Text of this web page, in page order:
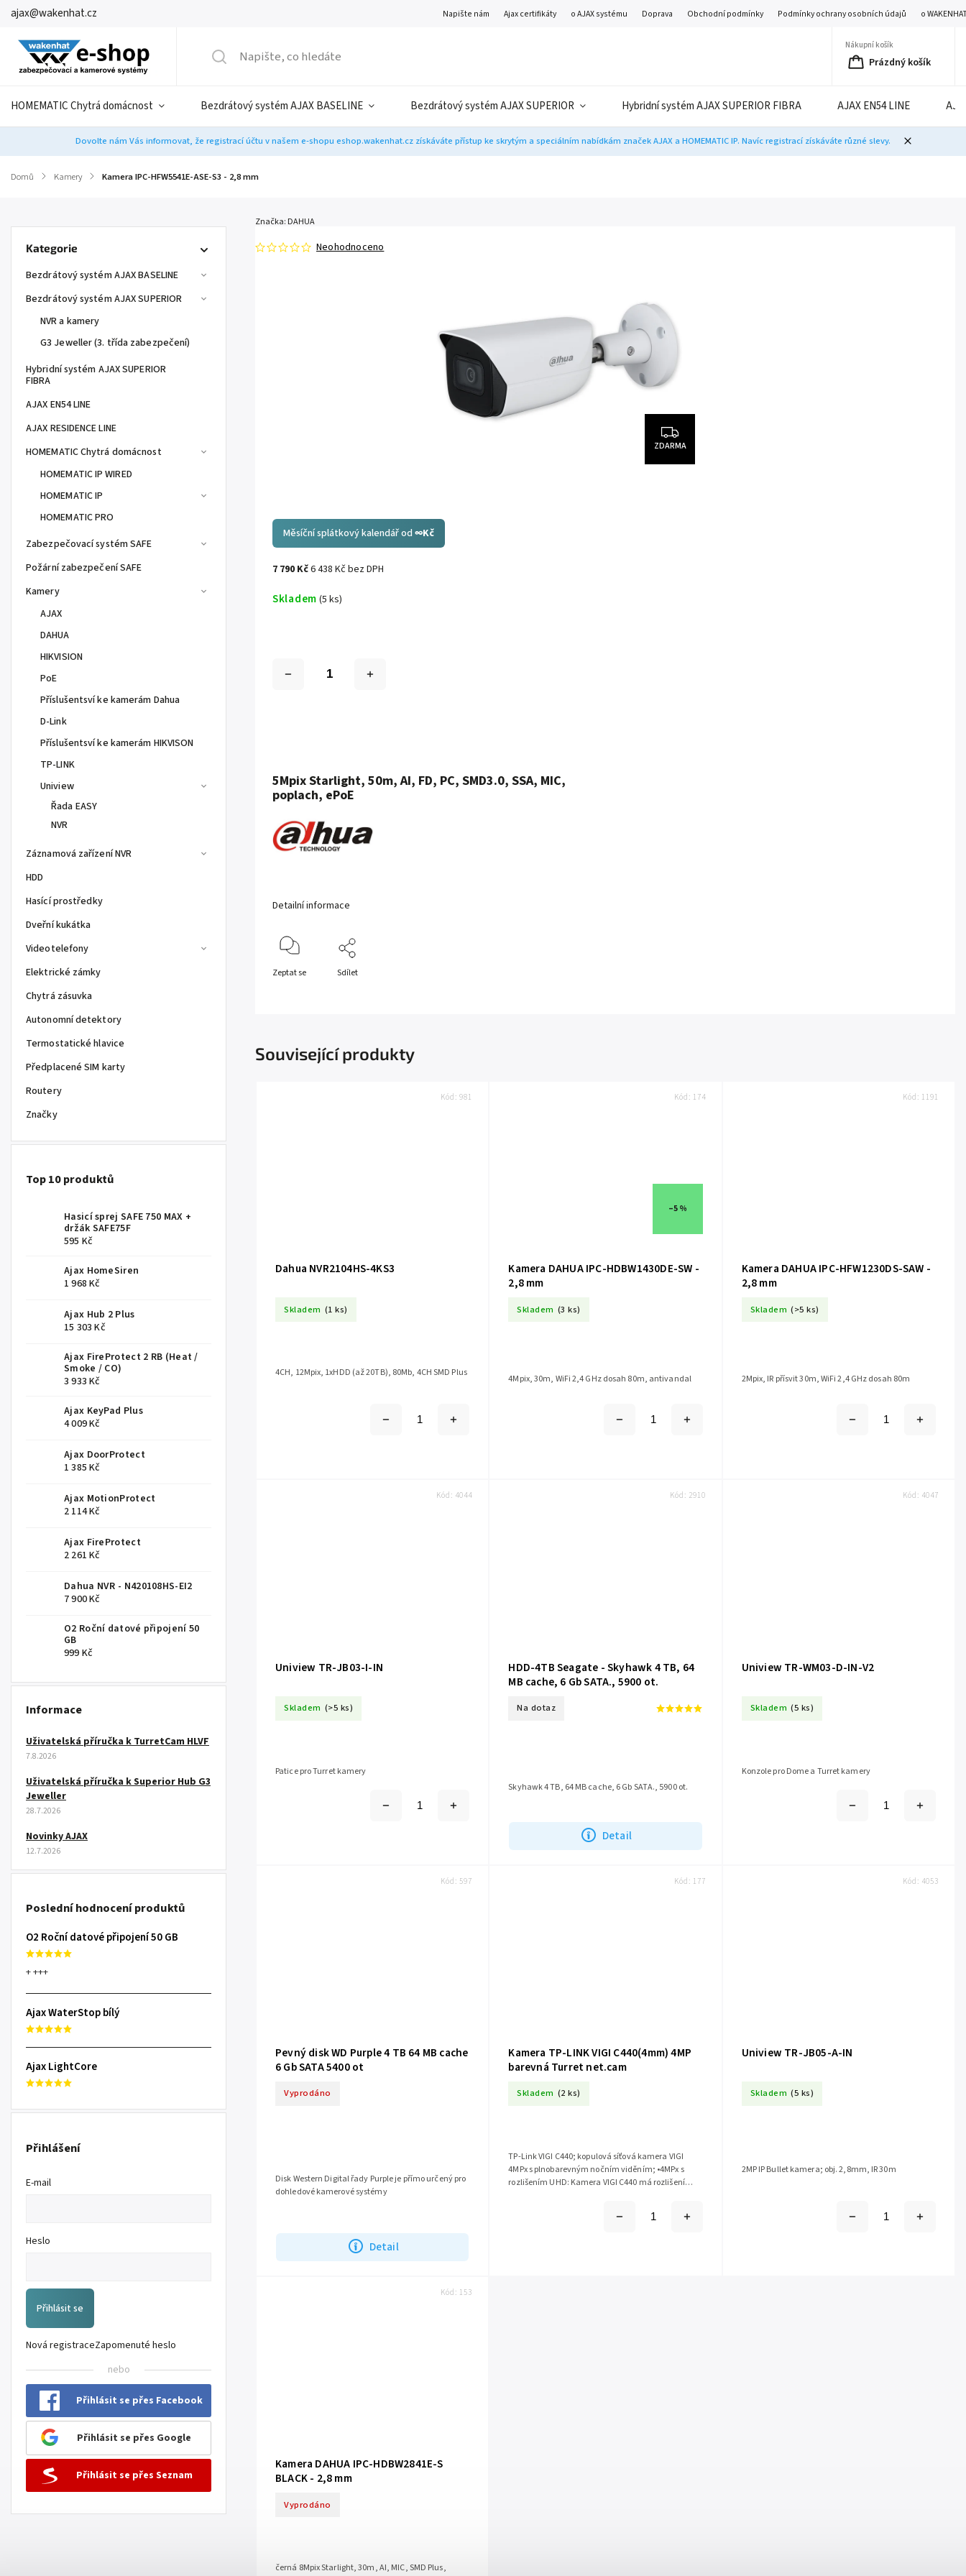
ajax@wakenhat.cz Napište nám Ajax certifikáty o AJAX systému Doprava Obchodní podmínky Podmínky ochrany osobních údajů o
Nákupní košík
Prázdný košík
HOMEMATIC Chytrá domácnost Bezdrátový systém AJAX BASELINE Bezdrátový systém AJAX SUPERIOR Hybridní systém AJAX SUPERIOR FIBRA AJAX EN54 LINE
Dovolte nám Vás informovat, že registrací účtu v našem e-shopu eshop.wakenhat.cz získáváte přístup ke skrytým a speciálním nabídkám značek AJAX a HOMEMATIC IP. Navíc registrací získáváte různé slevy.
Domů / Kamery / Kamera IPC-HFW5541E-ASE-S3 - 2,8 mm
Kategorie
Bezdrátový systém AJAX BASELINE
Bezdrátový systém AJAX SUPERIOR
NVR a kamery
G3 Jeweller (3. třída zabezpečení)
Hybridní systém AJAX SUPERIOR
FIBRA
AJAX EN54 LINE
AJAX RESIDENCE LINE
HOMEMATIC Chytrá domácnost
HOMEMATIC IP WIRED
HOMEMATIC IP
HOMEMATIC PRO
Zabezpečovací systém SAFE
Požární zabezpečení SAFE
Kamery
AJAX
DAHUA
HIKVISION
PoE
Příslušentsví ke kamerám Dahua
D-Link
Příslušentsví ke kamerám HIKVISON
TP-LINK
Uniview
Řada EASY
NVR
Záznamová zařízení NVR
HDD
Hasící prostředky
Dveřní kukátka
Videotelefony
Elektrické zámky
Chytrá zásuvka
Autonomní detektory
Termostatické hlavice
Předplacené SIM karty
Routery
Značky
Top 10 produktů
Hasicí sprej SAFE 750 MAX +
držák SAFE75F
595 Kč
Ajax HomeSiren
1 968 Kč
Ajax Hub 2 Plus
15 303 Kč
Ajax FireProtect 2 RB (Heat /
Smoke / CO)
3 933 Kč
Ajax KeyPad Plus
4 009 Kč
Ajax DoorProtect
1 385 Kč
Ajax MotionProtect
2 114 Kč
Ajax FireProtect
2 261 Kč
Dahua NVR - N420108HS-EI2
7 900 Kč
O2 Roční datové připojení 50
GB
999 Kč
Informace
Uživatelská příručka k TurretCam HLVF
7.8.2026
Uživatelská příručka k Superior Hub G3
Jeweller
28.7.2026
Novinky AJAX
12.7.2026
Poslední hodnocení produktů
O2 Roční datové připojení 50 GB
+ +++
Ajax WaterStop bílý
Ajax LightCore
Přihlášení
E-mail
Heslo
Přihlásit se
Nová registraceZapomenuté heslo
nebo
Přihlásit se přes Facebook
Přihlásit se přes Google
Přihlásit se přes Seznam
Neohodnoceno
Značka: DAHUA
ZDARMA
Měsíční splátkový kalendář od ∞Kč
7 790 Kč6 438 Kč bez DPH
Skladem (5 ks)
5Mpix Starlight, 50m, AI, FD, PC, SMD3.0, SSA, MIC,
poplach, ePoE
Detailní informace
Zeptat se Sdílet
Související produkty
Dahua NVR2104HS-4KS3
Skladem (1 ks)
4CH, 12Mpix, 1xHDD (až 20TB), 80Mb, 4CH SMD Plus
Kód:981
–5 %
Kamera DAHUA IPC-HDBW1430DE-SW -
2,8 mm
Skladem (3 ks)
4Mpix, 30m, WiFi 2,4 GHz dosah 80m, antivandal
Kód: 174
Kamera DAHUA IPC-HFW1230DS-SAW -
2,8 mm
Skladem (>5 ks)
2Mpix, IR přísvit 30m, WiFi 2,4 GHz dosah 80m
Kód: 1191
Uniview TR-JB03-I-IN
Skladem (>5 ks)
Patice pro Turret kamery
Kód: 4044
HDD-4TB Seagate - Skyhawk 4 TB, 64
MB cache, 6 Gb SATA., 5900 ot.
Na dotaz
Detail
Skyhawk 4 TB, 64 MB cache, 6 Gb SATA., 5900 ot.
Kód: 2910
Uniview TR-WM03-D-IN-V2
Skladem (5 ks)
Konzole pro Dome a Turret kamery
Kód: 4047
Pevný disk WD Purple 4 TB 64 MB cache
6 Gb SATA 5400 ot
Vyprodáno
Detail
Disk Western Digital řady Purple je přímo určený pro
dohledové kamerové systémy
Kód: 597
Kamera TP-LINK VIGI C440(4mm) 4MP
barevná Turret net.cam
Skladem (2 ks)
TP-Link VIGI C440; kopulová síťová kamera VIGI
4MPx s plnobarevným nočním viděním; •4MPx s
rozlišením UHD: Kamera VIGI C440 má rozlišení
Kód: 177
Uniview TR-JB05-A-IN
Skladem (5 ks)
2MP IP Bullet kamera; obj. 2,8mm, IR 30m
Kód: 4053
Kamera DAHUA IPC-HDBW2841E-S
BLACK - 2,8 mm
Vyprodáno
černá 8Mpix Starlight, 30m, AI, MIC, SMD Plus,
Kód: 153